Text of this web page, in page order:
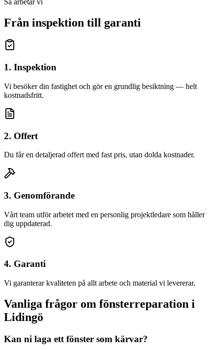
Från inspektion till garanti
1. Inspektion
Vi besöker din fastighet och gör en grundlig besiktning — helt
kostnadsfritt.
2. Offert
Du får en detaljerad offert med fast pris, utan dolda kostnader.
3. Genomförande
Vårt team utför arbetet med en personlig projektledare som håller
dig uppdaterad.
4. Garanti
Vi garanterar kvaliteten på allt arbete och material vi levererar.
Vanliga frågor om fönsterreparation i
Lidingö
Kan ni laga ett fönster som kärvar?